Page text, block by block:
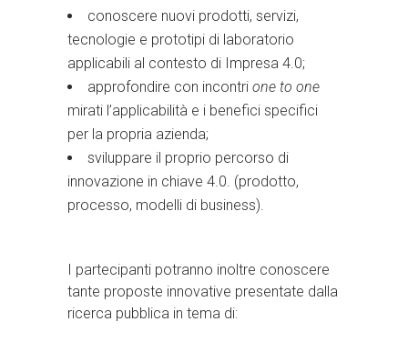
conoscere nuovi prodotti, servizi,
tecnologie e prototipi di laboratorio
applicabili al contesto di Impresa 4.0;
approfondire con incontri one to one
mirati l’applicabilità e i benefici specifici
per la propria azienda;
sviluppare il proprio percorso di
innovazione in chiave 4.0. (prodotto,
processo, modelli di business).
I partecipanti potranno inoltre conoscere
tante proposte innovative presentate dalla
ricerca pubblica in tema di: